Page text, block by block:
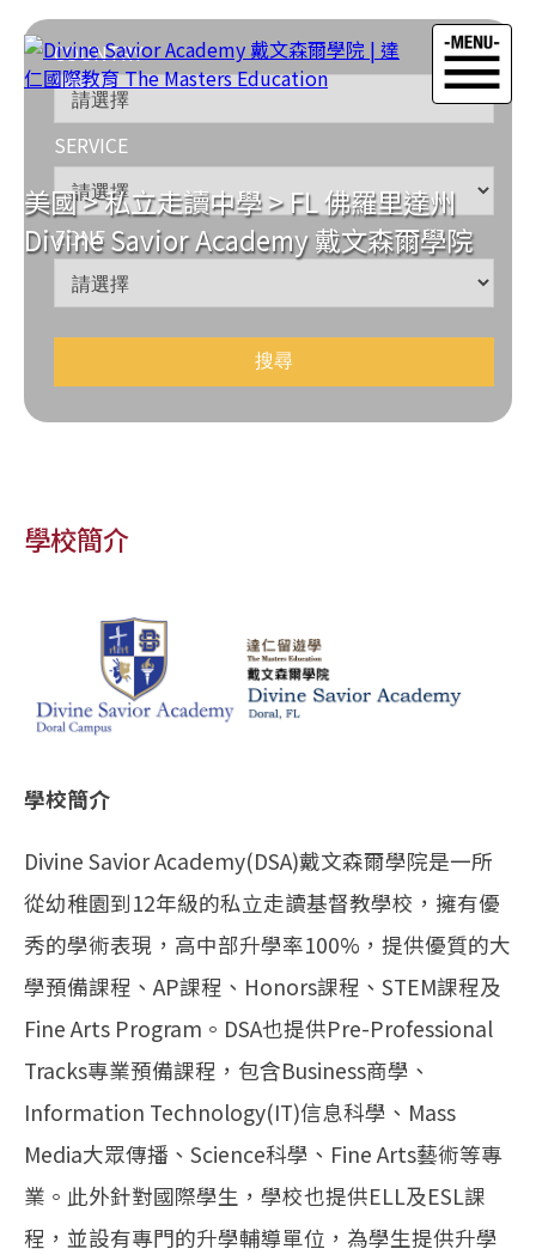
美國>私立走讀中學>FL 佛羅里達州
Divine Savior Academy 戴文森爾學院
COUNTRY
SERVICE
ZONE
學校簡介
學校簡介
Divine Savior Academy(DSA)戴文森爾學院是一所
從幼稚園到12年級的私立走讀基督教學校，擁有優
秀的學術表現，高中部升學率100%，提供優質的大
學預備課程、AP課程、Honors課程、STEM課程及
Fine Arts Program。DSA也提供Pre-Professional
Tracks專業預備課程，包含Business商學、
Information Technology(IT)信息科學、Mass
Media大眾傳播、Science科學、Fine Arts藝術等專
業。此外針對國際學生，學校也提供ELL及ESL課
程，並設有專門的升學輔導單位，為學生提供升學